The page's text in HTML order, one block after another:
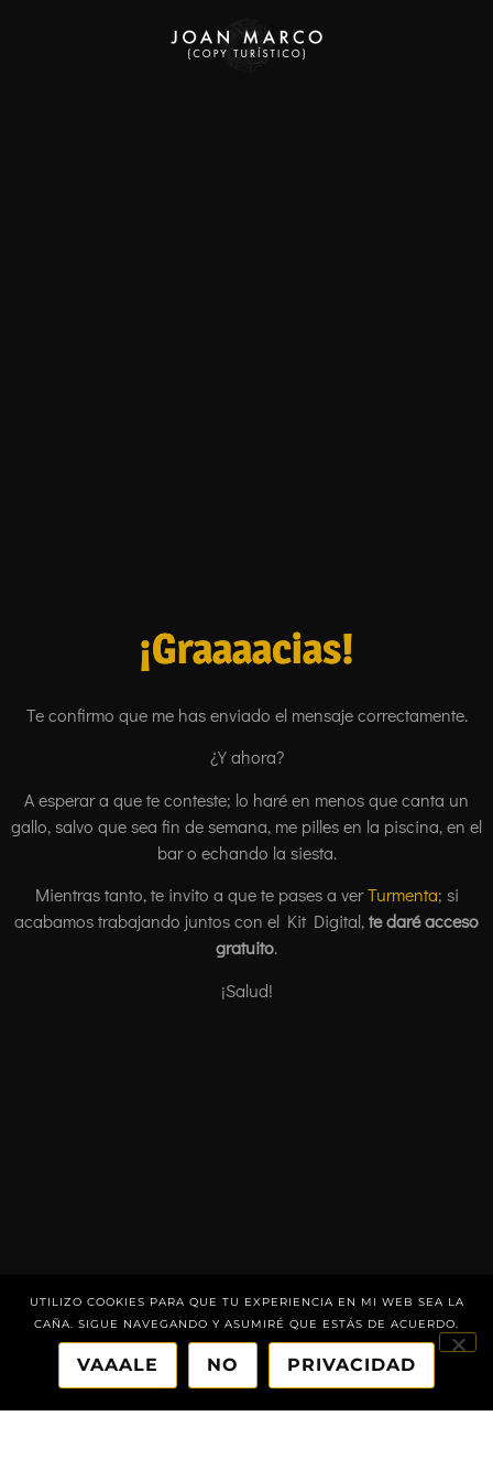
¡Graaaacias!
Te confirmo que me has enviado el mensaje correctamente.
¿Y ahora?
A esperar a que te conteste; lo haré en menos que canta un
gallo, salvo que sea fin de semana, me pilles en la piscina, en el
bar o echando la siesta.
Mientras tanto, te invito a que te pases a verTurmenta; si
acabamos trabajando juntos con el Kit Digital,te daré acceso
gratuito.
¡Salud!
UTILIZO COOKIES PARA QUE TU EXPERIENCIA EN MI WEB SEA LA
CAÑA. SIGUE NAVEGANDO Y ASUMIRÉ QUE ESTÁS DE ACUERDO.
VAAALE NO PRIVACIDAD